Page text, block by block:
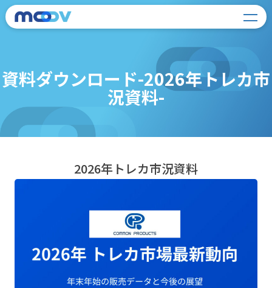
資料ダウンロード-2026年トレカ市
況資料-
2026年トレカ市況資料